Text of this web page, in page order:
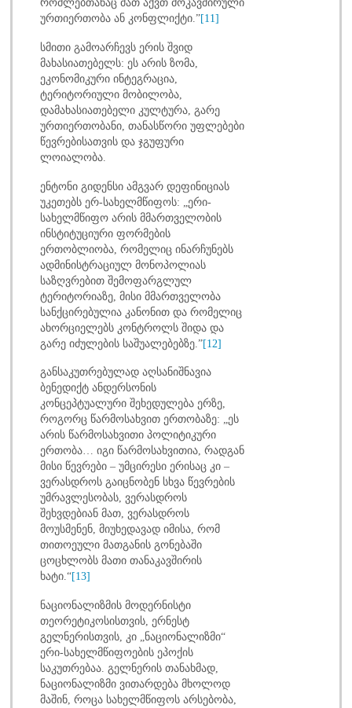
ურთიერთობა ან კონფლიქტი.”[11]
სმითი გამოარჩევს ერის შვიდ
მახასიათებელს: ეს არის ზომა,
ეკონომიკური ინტეგრაცია,
ტერიტორიული მობილობა,
დამახასიათებელი კულტურა, გარე
ურთიერთობანი, თანასწორი უფლებები
წევრებისათვის და ჯგუფური
ლოიალობა.
ენტონი გიდენსი ამგვარ დეფინიციას
უკეთებს ერ-სახელმწიფოს: „ერი-
სახელმწიფო არის მმართველობის
ინსტიტუციური ფორმების
ერთობლიობა, რომელიც ინარჩუნებს
ადმინისტრაციულ მონოპოლიას
საზღვრებით შემოფარგლულ
ტერიტორიაზე, მისი მმართველობა
სანქცირებულია კანონით და რომელიც
ახორციელებს კონტროლს შიდა და
გარე იძულების საშუალებებზე.”[12]
განსაკუთრებულად აღსანიშნავია
ბენედიქტ ანდერსონის
კონცეპტუალური შეხედულება ერზე,
როგორც წარმოსახვით ერთობაზე: „ეს
არის წარმოსახვითი პოლიტიკური
ერთობა… იგი წარმოსახვითია, რადგან
მისი წევრები – უმცირესი ერისაც კი –
ვერასდროს გაიცნობენ სხვა წევრების
უმრავლესობას, ვერასდროს
შეხვდებიან მათ, ვერასდროს
მოუსმენენ, მიუხედავად იმისა, რომ
თითოეული მათგანის გონებაში
ცოცხლობს მათი თანაკავშირის
ხატი.“[13]
ნაციონალიზმის მოდერნისტი
თეორეტიკოსისთვის, ერნესტ
გელნერისთვის, კი „ნაციონალიზმი“
ერი-სახელმწიფოების ეპოქის
საკუთრებაა. გელნერის თანახმად,
ნაციონალიზმი ვითარდება მხოლოდ
მაშინ, როცა სახელმწიფოს არსებობა,